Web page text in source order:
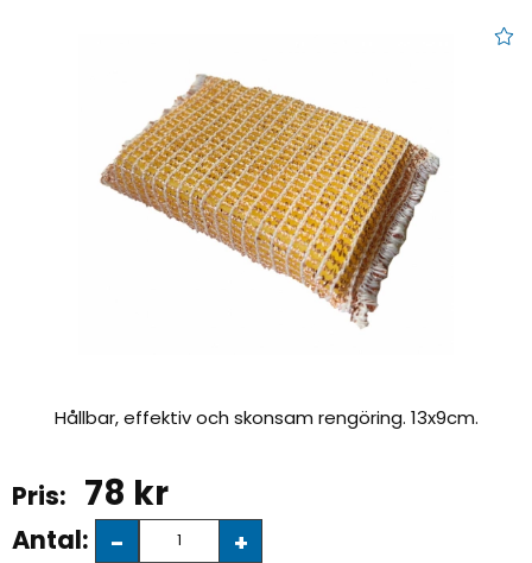
Hållbar, effektiv och skonsam rengöring. 13x9cm.
78 kr
Antal: +
-